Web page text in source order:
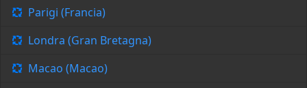
Parigi (Francia)
Londra (Gran Bretagna)
Macao (Macao)